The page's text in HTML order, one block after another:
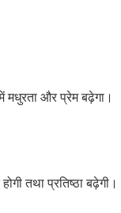
मधुरता और प्रेम बढ़ेगा।
तथा प्रतिष्ठा बढ़ेगी।